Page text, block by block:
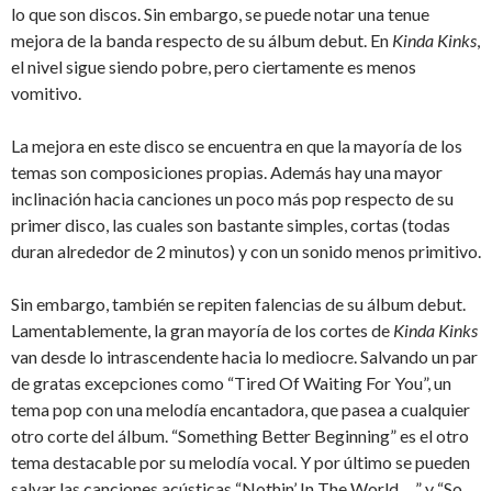
lo que son discos. Sin embargo, se puede notar una tenue
mejora de la banda respecto de su álbum debut. En Kinda Kinks,
el nivel sigue siendo pobre, pero ciertamente es menos
vomitivo.
La mejora en este disco se encuentra en que la mayoría de los
temas son composiciones propias. Además hay una mayor
inclinación hacia canciones un poco más pop respecto de su
primer disco, las cuales son bastante simples, cortas (todas
duran alrededor de 2 minutos) y con un sonido menos primitivo.
Sin embargo, también se repiten falencias de su álbum debut.
Lamentablemente, la gran mayoría de los cortes de Kinda Kinks
van desde lo intrascendente hacia lo mediocre. Salvando un par
de gratas excepciones como “Tired Of Waiting For You”, un
tema pop con una melodía encantadora, que pasea a cualquier
otro corte del álbum. “Something Better Beginning” es el otro
tema destacable por su melodía vocal. Y por último se pueden